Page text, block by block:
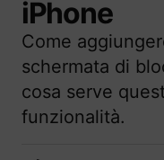
iPhone
Come
schermata di
cosa serve
funzionalità.